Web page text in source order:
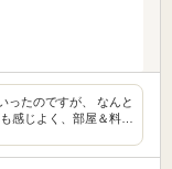
ったのですが、 なんと
感じよく、部屋＆料…